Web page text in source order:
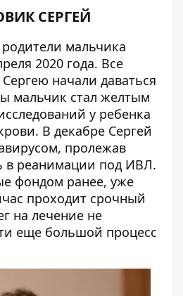
СЕРГЕЙ
мальчика
2020 года. Все
начали даваться
мальчик стал желтым
у ребенка
В декабре Сергей
пролежав
в реанимации под ИВЛ.
фондом ранее, уже
проходит срочный
на лечение не
еще большой процесс